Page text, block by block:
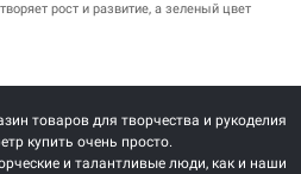
рост и развитие, а зеленый цвет
товаров для творчества и рукоделия
купить очень просто.
и талантливые люди, как и наши